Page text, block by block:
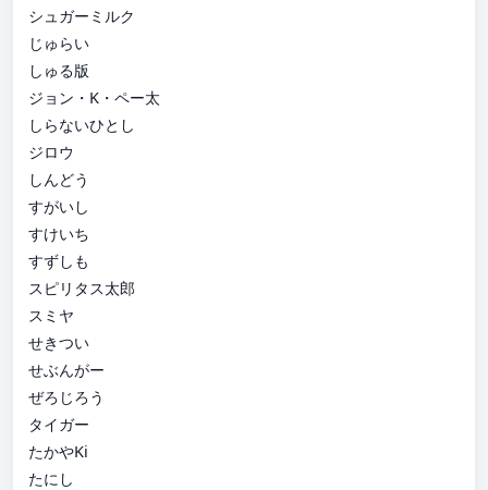
シュガーミルク
じゅらい
しゅる版
ジョン・K・ペー太
しらないひとし
ジロウ
しんどう
すがいし
すけいち
すずしも
スピリタス太郎
スミヤ
せきつい
せぶんがー
ぜろじろう
タイガー
たかやKi
たにし